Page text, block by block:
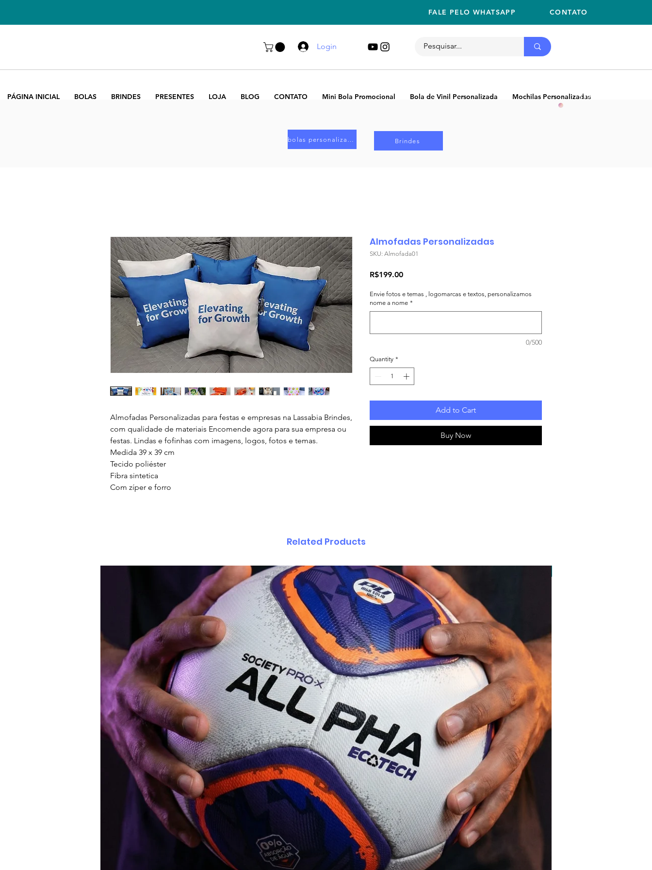
PÁGINA INICIAL BOLAS BRINDES PRESENTES LOJA BLOG CONTATO Mini Bola Promocional Bola de Vinil Personalizada Mochilas Personalizadas
Login
(11) 2059-2675
FALE PELO WHATSAPP CONTATO
NEW
bolas personalizadas Brindes
Almofadas Personalizadas para festas e empresas na Lassabia Brindes,
com qualidade de materiais Encomende agora para sua empresa ou
festas. Lindas e fofinhas com imagens, logos, fotos e temas.
Medida 39 x 39 cm
Tecido poliéster
Fibra sintetica
Com zíper e forro
Almofadas Personalizadas
SKU: Almofada01
R$199.00Price
Envie fotos e temas , logomarcas e textos, personalizamos
nome a nome *
0/500
Quantity *
Add to Cart
Buy Now
Related Products